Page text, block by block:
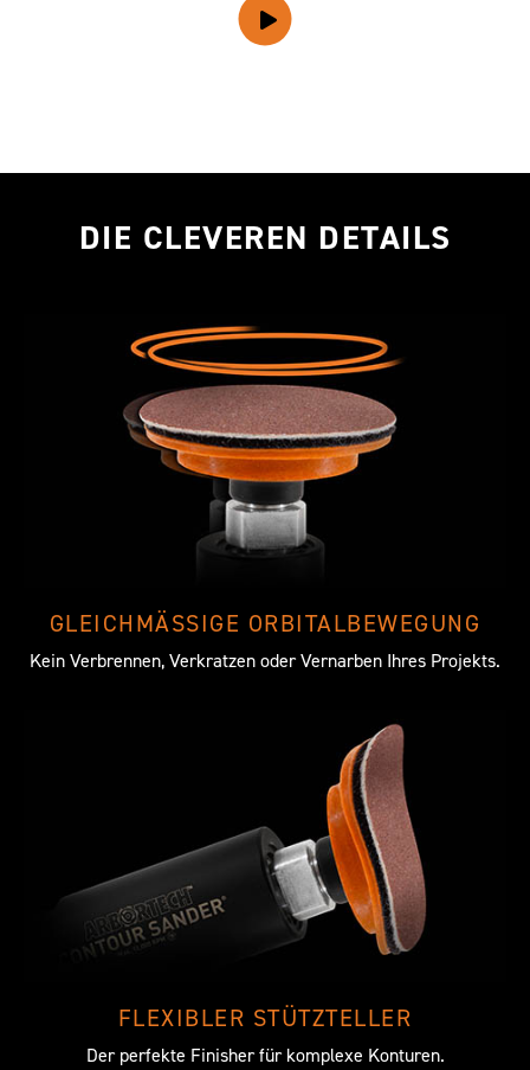
DIE CLEVEREN DETAILS
GLEICHMÄSSIGE ORBITALBEWEGUNG
Kein Verbrennen, Verkratzen oder Vernarben Ihres Projekts.
FLEXIBLER STÜTZTELLER
Der perfekte Finisher für komplexe Konturen.